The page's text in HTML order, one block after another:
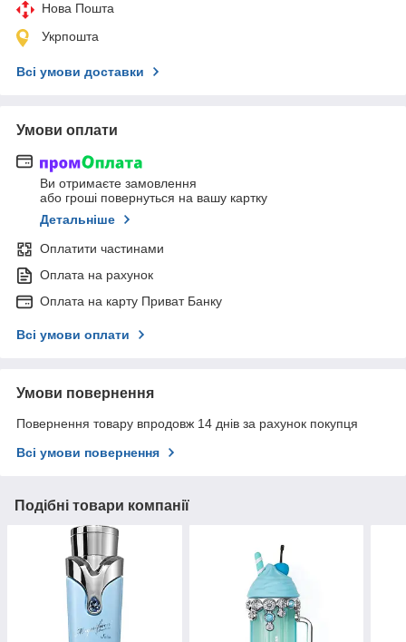
Нова Пошта
Укрпошта
Всі умови доставки
Умови оплати
Ви отримаєте замовлення
або гроші повернуться на вашу картку
Детальніше
Оплатити частинами
Оплата на рахунок
Оплата на карту Приват Банку
Всі умови оплати
Умови повернення
Повернення товару впродовж 14 днів за рахунок покупця
Всі умови повернення
Подібні товари компанії